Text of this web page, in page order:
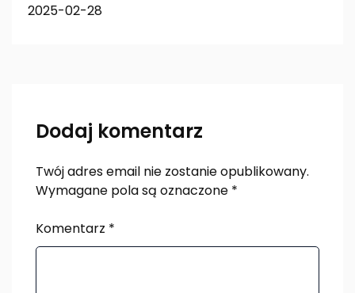
2025-02-28
Dodaj komentarz
Twój adres email nie zostanie opublikowany.
Wymagane pola są oznaczone *
Komentarz *